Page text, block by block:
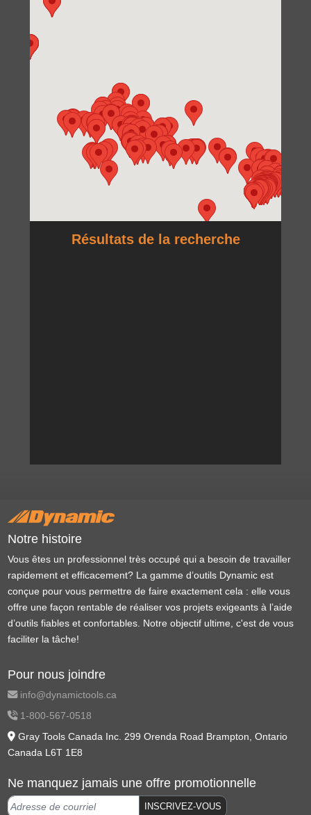
Résultats de la recherche
Notre histoire
Vous êtes un professionnel très occupé qui a besoin de travailler
rapidement et efficacement? La gamme d’outils Dynamic est
conçue pour vous permettre de faire exactement cela : elle vous
offre une façon rentable de réaliser vos projets exigeants à l’aide
d’outils fiables et confortables. Notre objectif ultime, c'est de vous
faciliter la tâche!
Pour nous joindre
info@dynamictools.ca
1-800-567-0518
Gray Tools Canada Inc. 299 Orenda Road Brampton, Ontario
Canada L6T 1E8
Ne manquez jamais une offre promotionnelle
INSCRIVEZ-VOUS